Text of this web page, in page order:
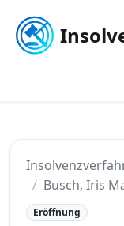
Busch, Iris
Eröffnung